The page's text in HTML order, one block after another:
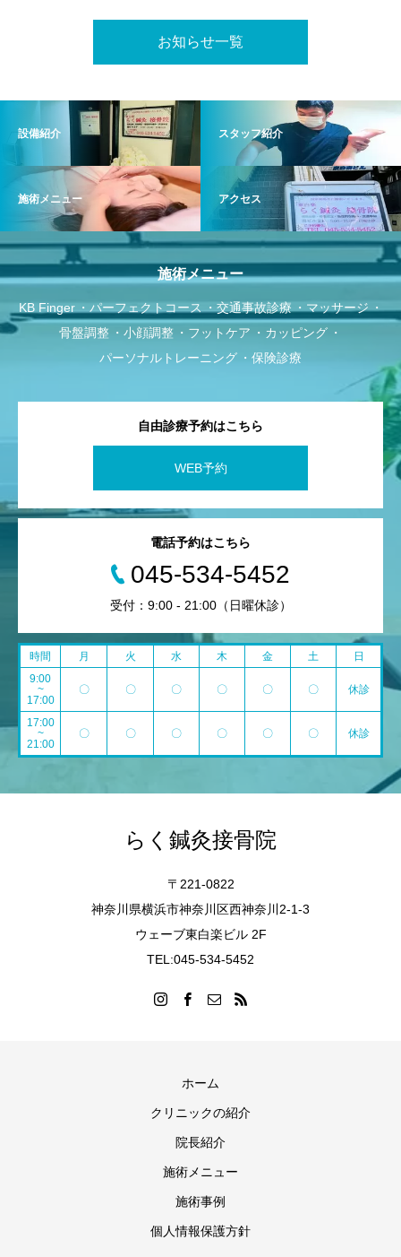
お知らせ一覧
設備紹介 スタッフ紹介
施術メニュー アクセス
施術メニュー
KB Finger パーフェクトコース 交通事故診療
マッサージ
骨盤調整
小顔調整 フットケア
カッピング
パーソナルトレーニング
保険診療
自由診療予約はこちら
WEB予約
電話予約はこちら
045-534-5452
受付：9:00 - 21:00（日曜休診）
時間 月 火 水 木 金 土
日
9:00
~
17:00
〇 〇 〇 〇 〇 〇 休診
17:00
~
21:00
〇 〇 〇 〇 〇 〇 休診
らく鍼灸接骨院
〒221-0822
神奈川県横浜市神奈川区西神奈川2-1-3
ウェーブ東白楽ビル 2F
TEL:045-534-5452
ホーム
クリニックの紹介
院長紹介
施術メニュー
施術事例
個人情報保護方針